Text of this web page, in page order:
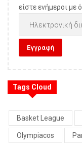
είστε ενήμεροι με
Tags Cloud
Basket League
Olympiacos